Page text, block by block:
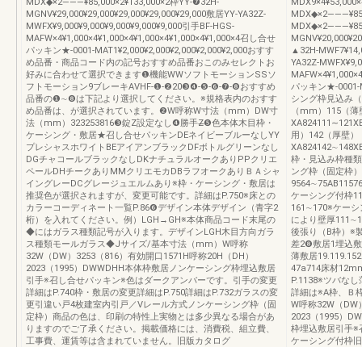
MGNV¥29,000¥29,000¥29,000¥29,000¥29,000敷居YY-YA32Z-
MWFX¥9,000¥9,000¥9,000¥9,000¥9,000引手BF-HGS-
MAFW×4¥1,000×4¥1,000×4¥1,000×4¥1,000×4¥1,000×4召し合せ
パッキン★-0001-MAT1¥2,000¥2,000¥2,000¥2,000¥2,000おすす
め品番・商品コード内の記号おすすめ品番おこのみセレクトお
好みに合わせて選択できます❶機能WWソフトモーションSSソ
フトモーション9ブレーキAVHF-❶-❷20❸❹-❺-❻-❼-❽おすすめ
品番の❶∼❽は下記より選択してください。※規格表内のおすす
め品番は、が選択されています。❷W呼称W寸法（mm）DW寸
法（mm）323253816❸錠Z設定なし❹勝手Z̶❺色本体木目枠・
ケーシング・敷居★召し合せパッキンDEネイビーブルーなしYY
プレシャスホワイトBEアイアンブラックDFボトルグリーンなし
DGチャコールブラックなしDKナチュラルオークありPPクリエ
ペールDHチークありMMクリエモカDBラフオークありＢＡシャ
イングレーDCグレージュエルムあり※枠・ケーシング・敷居は
推奨色が選択されますが、変更可能です。詳細はP.750※床との
カラーコーディネート一覧P.86❻デザイン本体デザイン（青字2
桁）を入れてください。例）LGH→GH※本体商品コード末尾の
◆にはガラス種類記号が入ります。デザインLGH木目方向ガラ
ス種類モールガラス◆Jサイズ/基本寸法（mm）W呼称
32W（DW）3253（816）有効開口1571H呼称20H（DH）
2023（1995）DWWDHH本体枠敷居ノンケーシング枠埋込敷居
引手※召し合せパッキン※色はダークアンバーです。引手の変更
詳細はP.740枠・敷居の変更詳細はP.750詳細はP.732ガラスの変
更引違い戸4枚建室内引戸／Vレール方式ノンケーシング枠（固
定枠）商品の色は、印刷の特性上実物とは多少異なる場合があ
りますのでご了承ください。掲載価格には、消費税、組立費、
工事費、運賃等は含まれていません。旧版カタログ
▲32H-
YA32Z-
パッキン★-0001-
シング枠見込み
（mm）115（薄
用）142（厚壁）
枠・見込み枠種
ング枠（固定枠）
ケーシング付枠
161∼170※ケーシ
により壁厚
後張り（B枠）※
差2❽敷居1埋込
薄敷居
47a714床材
P.1138※ツバな
詳細は※A枠、Ｂ
W呼称32W（DW
2023（1995）
枠埋込敷居引手※
ケーシング付枠